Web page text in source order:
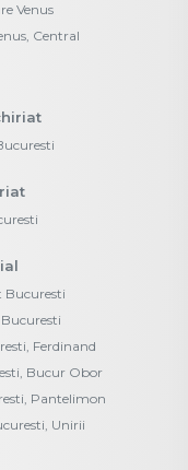
Venus
Central
Bucuresti
Ferdinand
Bucur Obor
Pantelimon
Unirii